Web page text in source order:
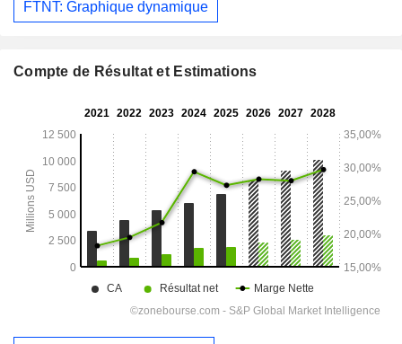
FTNT: Graphique dynamique
Compte de Résultat et Estimations